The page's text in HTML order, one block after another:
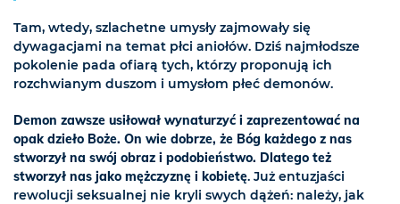
Tam, wtedy, szlachetne umysły zajmowały się
dywagacjami na temat płci aniołów. Dziś najmłodsze
pokolenie pada ofiarą tych, którzy proponują ich
rozchwianym duszom i umysłom płeć demonów.
Demon zawsze usiłował wynaturzyć i zaprezentować na
opak dzieło Boże. On wie dobrze, że Bóg każdego z nas
stworzył na swój obraz i podobieństwo. Dlatego też
stworzył nas jako mężczyznę i kobietę. Już entuzjaści
rewolucji seksualnej nie kryli swych dążeń: należy, jak